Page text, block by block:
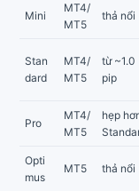
Mini
MT4/
MT5
thả nổi
Stan
dard
MT4/
MT5
từ ~1.0
pip
Pro
MT4/
MT5
hẹp
Opti
mus
MT5 thả nổi